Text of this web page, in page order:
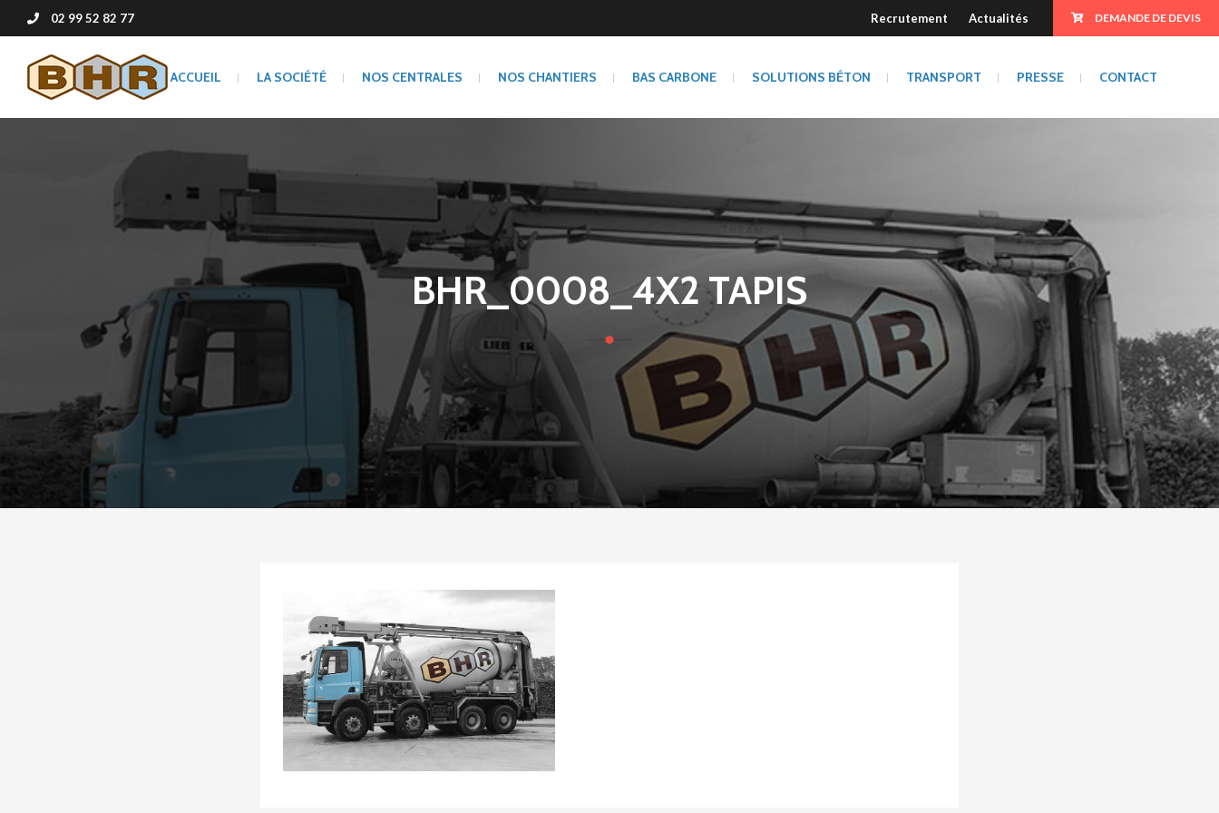
02 99 52 82 77 Recrutement Actualités DEMANDE DE DEVIS
ACCUEIL LA SOCIÉTÉ NOS CENTRALES NOS CHANTIERS BAS CARBONE SOLUTIONS BÉTON TRANSPORT PRESSE CONTACT
BHR_0008_4X2 TAPIS